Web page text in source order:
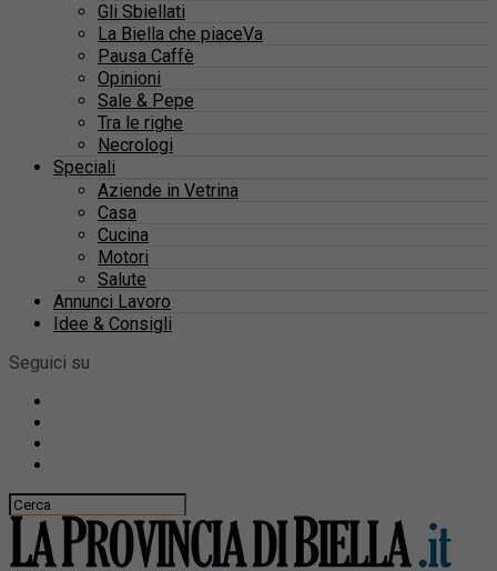
Gli Sbiellati
La Biella che piaceVa
Pausa Caffè
Opinioni
Sale & Pepe
Tra le righe
Necrologi
Speciali
Aziende in Vetrina
Casa
Cucina
Motori
Salute
Annunci Lavoro
Idee & Consigli
Seguici su